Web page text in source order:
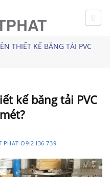
THIẾT KẾ BĂNG TẢI PVC
kế băng tải PVC
PHAT O9I2 I36 739